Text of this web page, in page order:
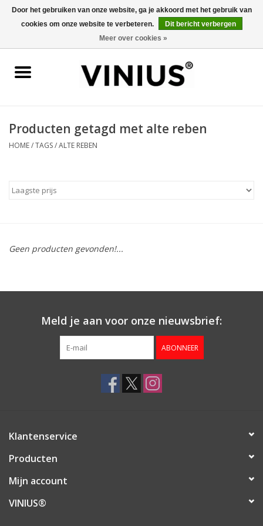
0 Artikelen - €0,00
Wijn per kleur/soort
Wijnproeverij
Wijnhuizen
Producten getagd met alte reben
HOME/TAGS/ALTE REBEN
Geen producten gevonden!...
Meld je aan voor onze nieuwsbrief:
ABONNEER
Klantenservice
Producten
Mijn account
VINIUS®
Door het gebruiken van onze website, ga je akkoord met het gebruik van
cookies om onze website te verbeteren.
Dit bericht verbergen
Meer over cookies »